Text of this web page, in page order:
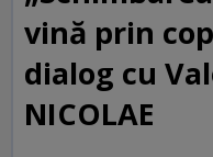
vină prin
dialog cu
NICOLAE